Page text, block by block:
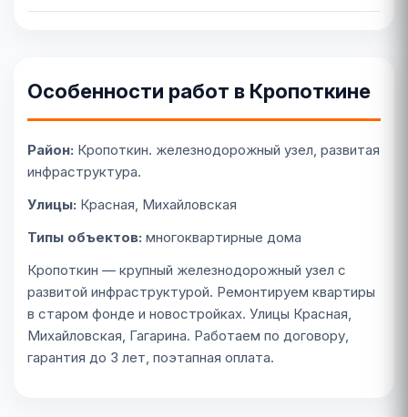
Особенности работ в Кропоткине
Район: Кропоткин. железнодорожный узел, развитая
инфраструктура.
Улицы: Красная, Михайловская
Типы объектов: многоквартирные дома
Кропоткин — крупный железнодорожный узел с
развитой инфраструктурой. Ремонтируем квартиры
в старом фонде и новостройках. Улицы Красная,
Михайловская, Гагарина. Работаем по договору,
гарантия до 3 лет, поэтапная оплата.